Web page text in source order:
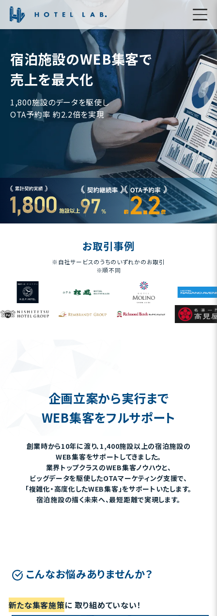
宿泊施設のWEB集客で
売上を最大化
1,800施設のデータを駆使し
OTA予約率 約2.2倍を実現
お取引事例
※自社サービスのうちのいずれかのお取引
※順不同
企画立案から実行まで
WEB集客をフルサポート
創業時から10年に渡り、1,400施設以上の宿泊施設の
WEB集客をサポートしてきました。
業界トップクラスのWEB集客ノウハウと、
ビッグデータを駆使したOTAマーケティング支援で、
「複雑化・高度化したWEB集客」をサポートいたします。
宿泊施設の描く未来へ、最短距離で実現します。
こんなお悩みありませんか？
新たな集客施策に 取り組めていない！